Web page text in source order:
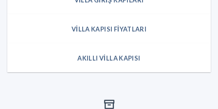
VILLA KAPISI FIYATLARI
AKILLI VILLA KAPISI